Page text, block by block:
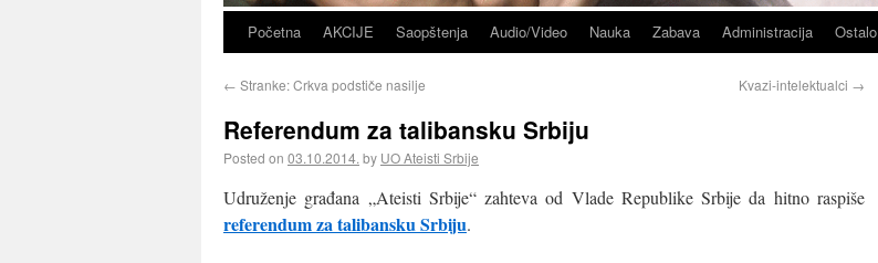
Početna AKCIJE Saopštenja Audio/Video Nauka Zabava Administracija Ostalo
← Stranke: Crkva podstiče nasilje Kvazi-intelektualci →
Referendum za talibansku Srbiju
Posted on 03.10.2014. by UO Ateisti Srbije
Udruženje građana „Ateisti Srbije“ zahteva od Vlade Republike Srbije da hitno raspiše
referendum za talibansku Srbiju.